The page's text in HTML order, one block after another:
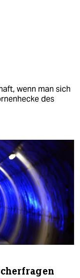
wenn man sich
des